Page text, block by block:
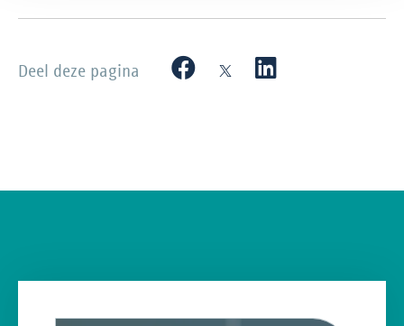
Deel deze pagina